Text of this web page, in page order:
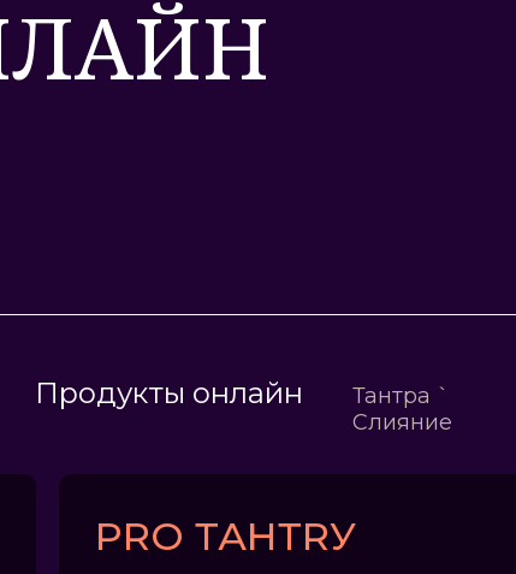
Тантра `
Слияние
Продукты онлайн
PRO ТАНТRУ